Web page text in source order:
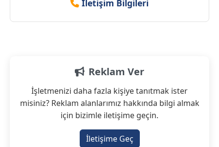
İletişim Bilgileri
Reklam Ver
İşletmenizi daha fazla kişiye tanıtmak ister
misiniz? Reklam alanlarımız hakkında bilgi almak
için bizimle iletişime geçin.
İletişime Geç